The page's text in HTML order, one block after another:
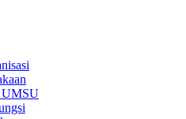
UMSU